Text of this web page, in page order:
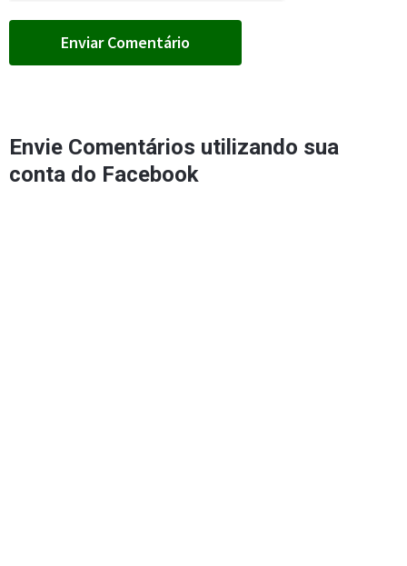
Envie Comentários utilizando sua
conta do Facebook